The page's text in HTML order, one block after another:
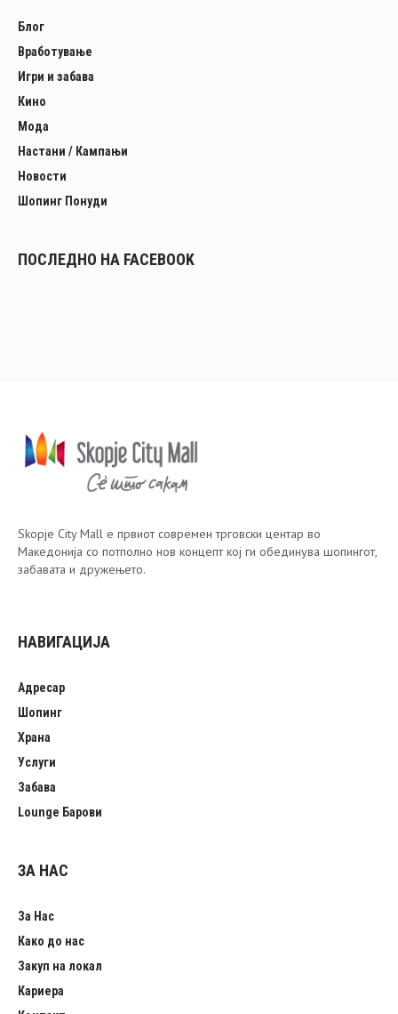
Вработување
Игри и забава
Кино
Мода
Настани / Кампањи
Новости
Шопинг Понуди
Македонија со потполно нов концепт кој ги обединува шопингот,
забавата и дружењето.
Шопинг
Храна
Услуги
Забава
Lounge Барови
Како до нас
Закуп на локал
Кариера
Контакт